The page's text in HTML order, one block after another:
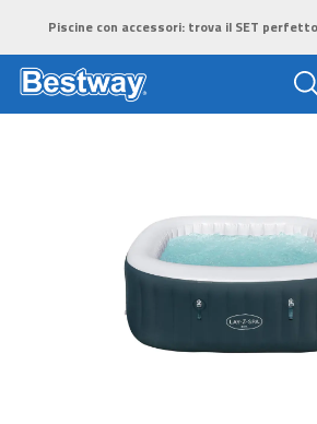
Piscine con accessori: trova il SET